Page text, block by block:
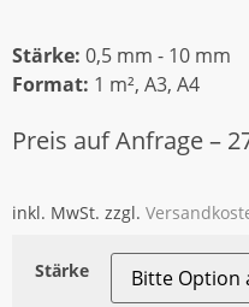
Stärke: 0,5 mm - 10 mm
Format: 1 m², A3, A4
Preis auf Anfrage –
inkl. MwSt. zzgl.
Stärke